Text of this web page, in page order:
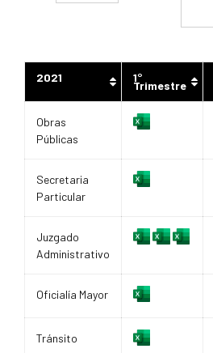
2021 1°
Trimestre
Obras
Públicas
Secretaria
Particular
Juzgado
Administrativo
Oficialía Mayor
Tránsito